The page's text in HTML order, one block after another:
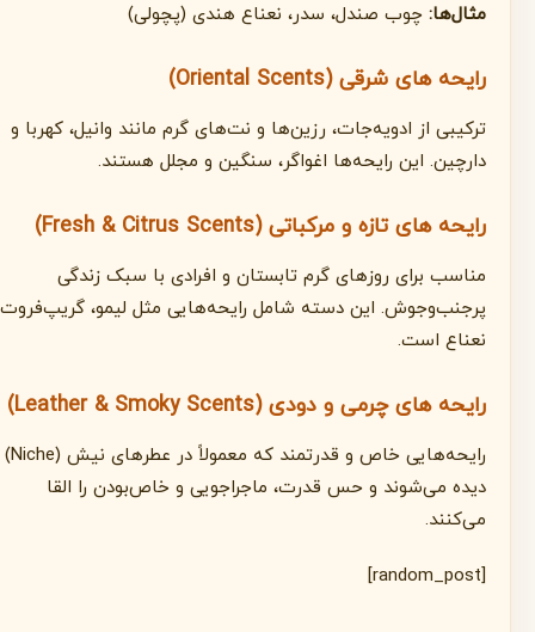
مثال‌ها:چوب صندل، سدر، نعناع هندی (پچولی)
رایحه های شرقی (Oriental Scents)
ترکیبی از ادویه‌جات، رزین‌ها و نت‌های گرم مانند وانیل، کهربا و
دارچین. این رایحه‌ها اغواگر، سنگین و مجلل هستند.
رایحه های تازه و مرکباتی (Fresh & Citrus Scents)
مناسب برای روزهای گرم تابستان و افرادی با سبک زندگی
پرجنب‌وجوش. این دسته شامل رایحه‌هایی مثل لیمو، گریپ‌فروت و
نعناع است.
رایحه های چرمی و دودی (Leather & Smoky Scents)
رایحه‌هایی خاص و قدرتمند که معمولاً در عطرهای نیش (Niche)
دیده می‌شوند و حس قدرت، ماجراجویی و خاص‌بودن را القا
می‌کنند.